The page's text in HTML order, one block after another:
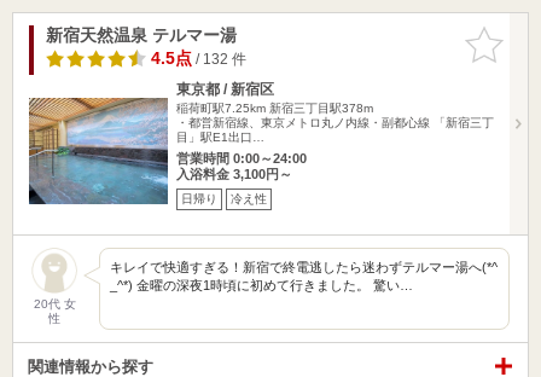
お気に入
りに追加
新宿天然温泉 テルマー湯
4.5点/ 132 件
東京都 / 新宿区
稲荷町駅7.25km 新宿三丁目駅378m
・都営新宿線、東京メトロ丸ノ内線・副都心線 「新宿三丁
目」駅E1出口…
営業時間 0:00～24:00
入浴料金 3,100円～
日帰り 冷え性
20代 女
性
キレイで快適すぎる！新宿で終電逃したら迷わずテルマー湯へ(*^
_^*) 金曜の深夜1時頃に初めて行きました。 驚い…
関連情報から探す